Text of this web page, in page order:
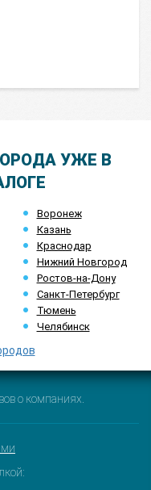
УЖЕ В
Воронеж
Казань
Краснодар
Нижний Новгород
Ростов-на-Дону
Санкт-Петербург
Тюмень
Челябинск
о компаниях.